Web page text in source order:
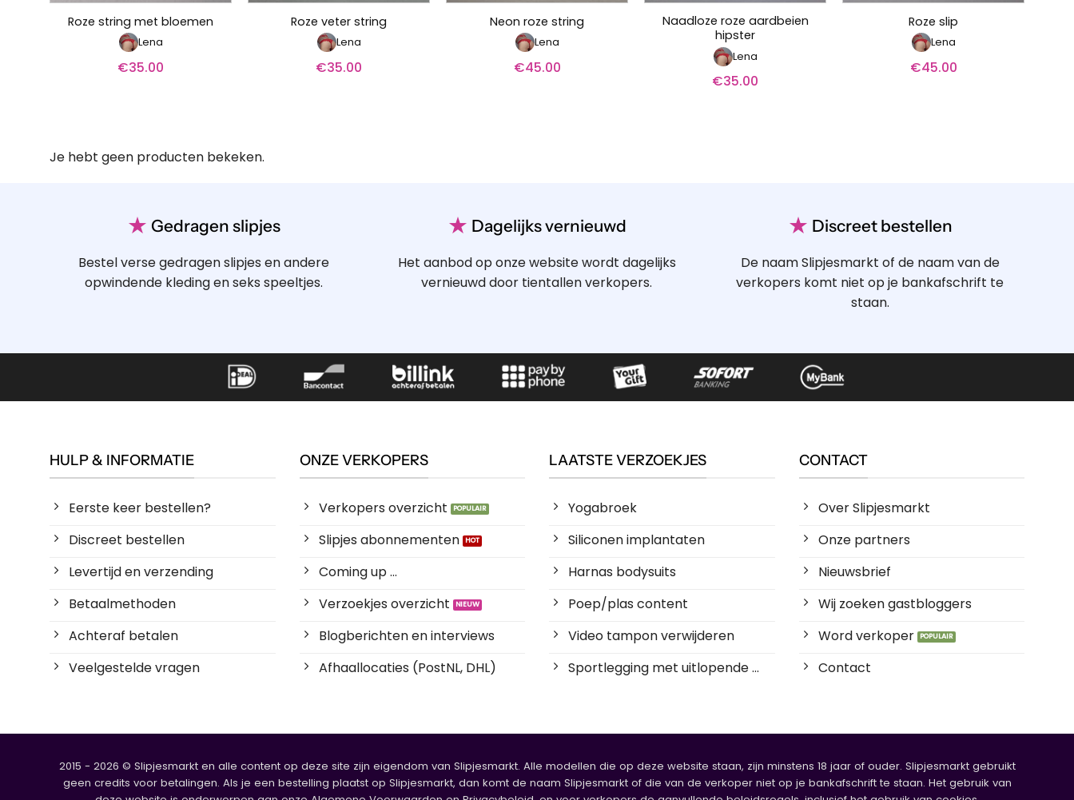
Roze string met bloemen
Lena
€35.00
Roze veter string
Lena
€35.00
Neon roze string
Lena
€45.00
Naadloze roze aardbeien
hipster
Lena
€35.00
Roze slip
Lena
€45.00
Je hebt geen producten bekeken.
★ Gedragen slipjes
Bestel verse gedragen slipjes en andere
opwindende kleding en seks speeltjes.
★ Dagelijks vernieuwd
Het aanbod op onze website wordt dagelijks
vernieuwd door tientallen verkopers.
★ Discreet bestellen
De naam Slipjesmarkt of de naam van de
verkopers komt niet op je bankafschrift te
staan.
HULP & INFORMATIE
Eerste keer bestellen?
Discreet bestellen
Levertijd en verzending
Betaalmethoden
Achteraf betalen
Veelgestelde vragen
ONZE VERKOPERS
Verkopers overzicht
Slipjes abonnementen
Coming up ...
Verzoekjes overzicht
Blogberichten en interviews
Afhaallocaties (PostNL, DHL)
LAATSTE VERZOEKJES
Yogabroek
Siliconen implantaten
Harnas bodysuits
Poep/plas content
Video tampon verwijderen
Sportlegging met uitlopende ...
CONTACT
Over Slipjesmarkt
Onze partners
Nieuwsbrief
Wij zoeken gastbloggers
Word verkoper
Contact
2015 - 2026 © Slipjesmarkt en alle content op deze site zijn eigendom van Slipjesmarkt. Alle modellen die op deze website staan, zijn minstens 18 jaar of ouder. Slipjesmarkt gebruikt
geen credits voor betalingen. Als je een bestelling plaatst op Slipjesmarkt, dan komt de naam Slipjesmarkt of die van de verkoper niet op je bankafschrift te staan. Het gebruik van